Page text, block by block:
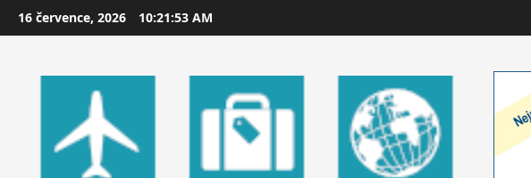
Skip
to
16 července, 2026 10:21:55 AM